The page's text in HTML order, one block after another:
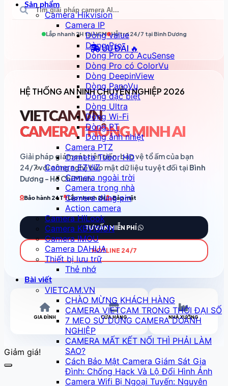
Sản phẩm
Camera Hikvision
Camera IP
Dòng value
Dòng Pro
Dòng Pro có AcuSense
Dòng Pro có ColorVu
Dòng DeepinView
Dòng PanoVu
Dòng đặc biệt
Dòng Ultra
Dòng Wi-Fi
Dòng PT
Dòng ảnh nhiệt
Camera PTZ
Camera Tubor HD
Camera EZVIZ
Camera ngoài trời
Camera trong nhà
Camera dùng pin
Action camera
Camera HiLook
Camera KBVISION
Camera IMOU
Camera DAHUA
Thiết bị lưu trữ
Thẻ nhớ
Bài viết
VIETCAM.VN
CHÀO MỪNG KHÁCH HÀNG
CAMERA VIETCAM TRONG THỜI ĐẠI SỐ
7 MẸO SỬ DỤNG CAMERA DOANH
NGHIỆP
CAMERA MẤT KẾT NỐI THÌ PHẢI LÀM
SAO?
Cách Bảo Mật Camera Giám Sát Gia
Đình: Chống Hack Và Lộ Đổi Hình Ảnh
Camera Wifi Bị Ngoại Tuyến: Nguyên
Lắp nhanh 2H tạiHCM Hỗ trợ 24/7 tại Bình Dương
ƯU ĐÃI 🔥
HỆ THỐNG AN NINH CHUYÊN NGHIỆP 2026
VIETCAM.VN
CAMERA THÔNG MINH AI
Giải pháp giám sát tiên tiến, bảo vệ tổ ấm của bạn
24/7 với công nghệ bảo mật dữ liệu tuyệt đối tại Bình
Dương - Hồ Chí Minh.
Bảo hành 24T Lắp nhanh 2H Bảo mật
TƯ VẤN MIỄN PHÍ
HOTLINE 24/7
GIA ĐÌNH CỬA HÀNG NHÀ XƯỞNG
Giảm giá!